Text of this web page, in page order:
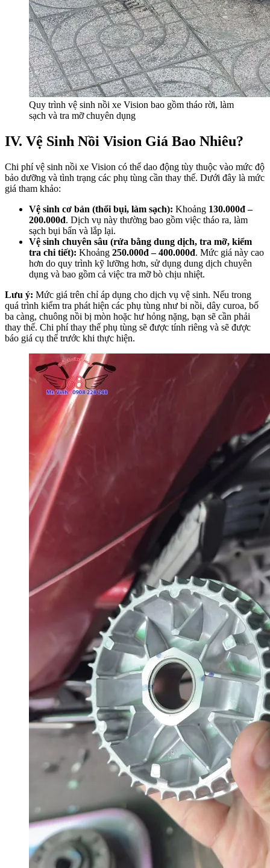
Quy trình vệ sinh nồi xe Vision bao gồm tháo rời, làm
sạch và tra mỡ chuyên dụng
IV. Vệ Sinh Nồi Vision Giá Bao Nhiêu?
Chi phí vệ sinh nồi xe Vision có thể dao động tùy thuộc vào mức độ
bảo dưỡng và tình trạng các phụ tùng cần thay thế. Dưới đây là mức
giá tham khảo:
Vệ sinh cơ bản (thổi bụi, làm sạch): Khoảng 130.000đ –
200.000đ. Dịch vụ này thường bao gồm việc tháo ra, làm
sạch bụi bẩn và lắp lại.
Vệ sinh chuyên sâu (rửa bằng dung dịch, tra mỡ, kiểm
tra chi tiết): Khoảng 250.000đ – 400.000đ. Mức giá này cao
hơn do quy trình kỹ lưỡng hơn, sử dụng dung dịch chuyên
dụng và bao gồm cả việc tra mỡ bò chịu nhiệt.
Lưu ý: Mức giá trên chỉ áp dụng cho dịch vụ vệ sinh. Nếu trong
quá trình kiểm tra phát hiện các phụ tùng như bi nồi, dây curoa, bố
ba càng, chuông nồi bị mòn hoặc hư hỏng nặng, bạn sẽ cần phải
thay thế. Chi phí thay thế phụ tùng sẽ được tính riêng và sẽ được
báo giá cụ thể trước khi thực hiện.